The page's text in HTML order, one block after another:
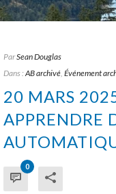
ParSean Douglas
Dans :AB archivé Événement
20 MARS
APPRENDRE
0